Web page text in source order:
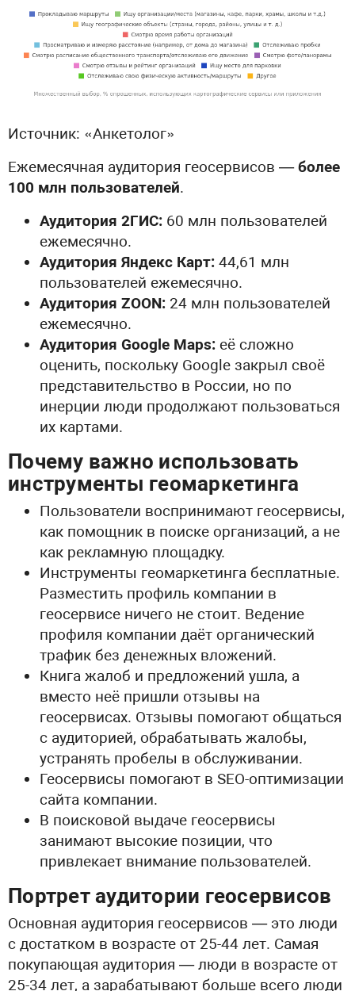
Источник: «Анкетолог»
Ежемесячная аудитория геосервисов —более
100 млн пользователей.
Аудитория 2ГИС: 60 млн пользователей
ежемесячно.
Аудитория Яндекс Карт: 44,61 млн
пользователей ежемесячно.
Аудитория ZOON: 24 млн пользователей
ежемесячно.
Аудитория Google Maps: её сложно
оценить, поскольку Google закрыл своё
представительство в России, но по
инерции люди продолжают пользоваться
их картами.
Почему важно использовать
инструменты геомаркетинга
Пользователи воспринимают геосервисы,
как помощник в поиске организаций, а не
как рекламную площадку.
Инструменты геомаркетинга бесплатные.
Разместить профиль компании в
геосервисе ничего не стоит. Ведение
профиля компании даёт органический
трафик без денежных вложений.
Книга жалоб и предложений ушла, а
вместо неё пришли отзывы на
геосервисах. Отзывы помогают общаться
с аудиторией, обрабатывать жалобы,
устранять пробелы в обслуживании.
Геосервисы помогают в SEO-оптимизации
сайта компании.
В поисковой выдаче геосервисы
занимают высокие позиции, что
привлекает внимание пользователей.
Портрет аудитории геосервисов
Основная аудитория геосервисов — это люди
с достатком в возрасте от 25-44 лет. Самая
покупающая аудитория — люди в возрасте от
25-34 лет, а зарабатывают больше всего люди